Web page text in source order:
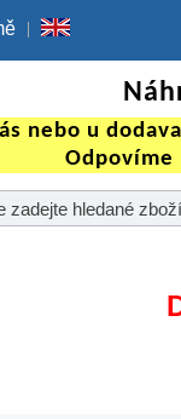
nebo u
Odpovíme